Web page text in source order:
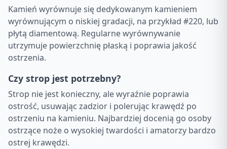
Kamień wyrównuje się dedykowanym kamieniem
wyrównującym o niskiej gradacji, na przykład #220, lub
płytą diamentową. Regularne wyrównywanie
utrzymuje powierzchnię płaską i poprawia jakość
ostrzenia.
Czy strop jest potrzebny?
Strop nie jest konieczny, ale wyraźnie poprawia
ostrość, usuwając zadzior i polerując krawędź po
ostrzeniu na kamieniu. Najbardziej docenią go osoby
ostrzące noże o wysokiej twardości i amatorzy bardzo
ostrej krawędzi.